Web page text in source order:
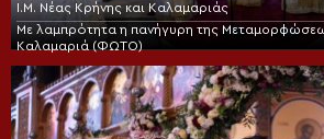
Ι.Μ. Νέας Κρήνης και Καλαμαριάς
Με λαμπρότητα η πανήγυρη της
Καλαμαριά (ΦΩΤΟ)